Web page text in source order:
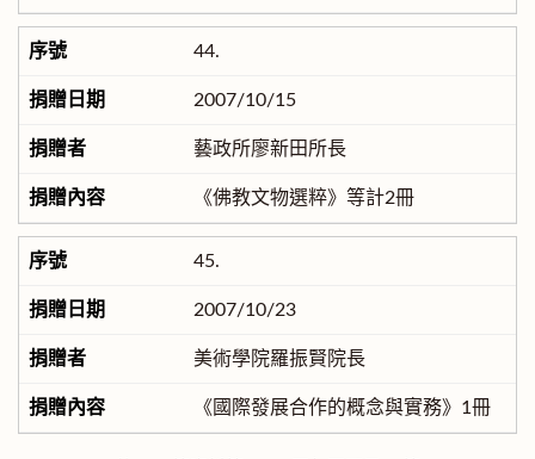
44.
2007/10/15
藝政所廖新田所長
《佛教文物選粹》等計2冊
45.
2007/10/23
美術學院羅振賢院長
《國際發展合作的概念與實務》1冊